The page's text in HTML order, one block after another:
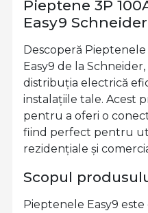
Pieptene 3P
Easy9 Schneider
Descoperă
Easy9 de la
distribuția electrică
instalațiile tale. Acest
pentru a oferi o
fiind perfect pentru
rezidențiale și
Scopul
Pieptenele Easy9